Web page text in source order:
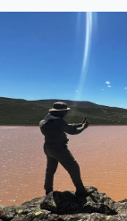
POLİTİKA
SAĞLIK
SPOR
TEKNOLOJİ